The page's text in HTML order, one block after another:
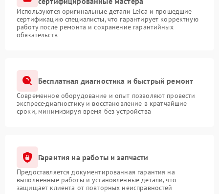
Используются оригинальные детали Leica и прошедшие
сертификацию специалисты, что гарантирует корректную
работу после ремонта и сохранение гарантийных
обязательств
Бесплатная диагностика и быстрый ремонт
Современное оборудование и опыт позволяют провести
экспресс-диагностику и восстановление в кратчайшие
сроки, минимизируя время без устройства
Гарантия на работы и запчасти
Предоставляется документированная гарантия на
выполненные работы и установленные детали, что
защищает клиента от повторных неисправностей